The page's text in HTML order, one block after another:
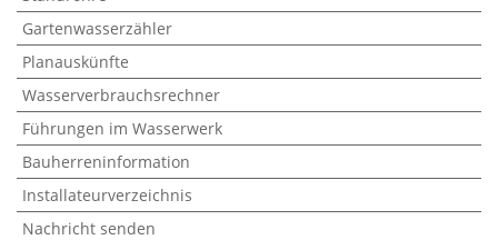
Gartenwasserzähler
Planauskünfte
Wasserverbrauchsrechner
Führungen im Wasserwerk
Bauherreninformation
Installateurverzeichnis
Nachricht senden